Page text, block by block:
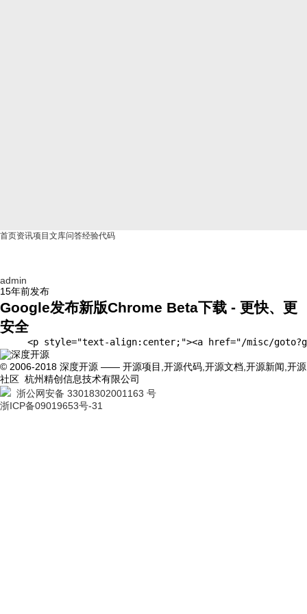
首页资讯项目 文库问答经验代码
admin
15年前发布
Google发布新版Chrome Beta下载 - 更快、更
安全
<p style="text-align:center;"><a href="/misc/
© 2006-2018 深度开源 —— 开源项目,开源代码,开源文档,开源新闻,开源
社区 杭州精创信息技术有限公司
浙公网安备 33018302001163 号
浙ICP备09019653号-31